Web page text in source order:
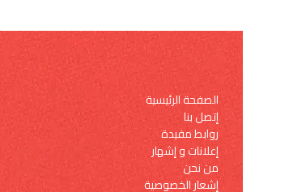
الصفحة الرئيسية
إتصل بنا
روابط مفيدة
إعلانات و إشهار
من نحن
إشعار الخصوصية